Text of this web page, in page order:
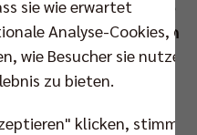
ihre lebendige
gleich
die Stimmung im
Halle zusätzlich
sie wie erwartet
Analyse-Cookies, die
wie Besucher sie nutzen,
zu bieten.
klicken, stimmen